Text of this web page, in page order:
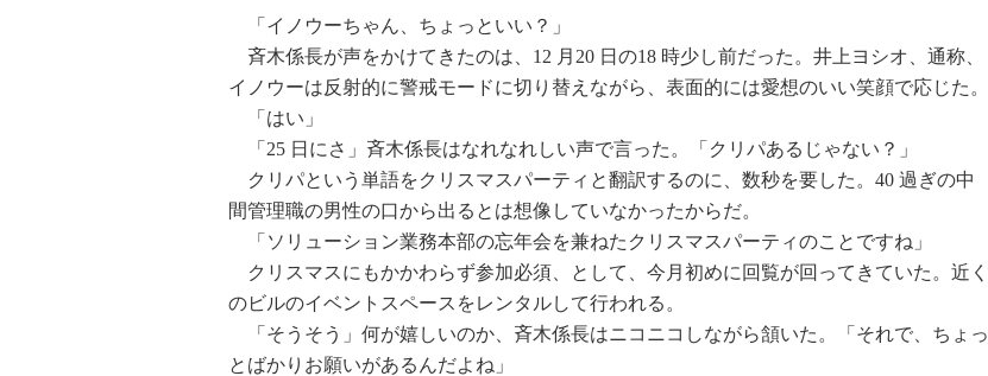
「イノウーちゃん、ちょっといい？」
斉木係長が声をかけてきたのは、12 月20 日の18 時少し前だった。井上ヨシオ、通称、
イノウーは反射的に警戒モードに切り替えながら、表面的には愛想のいい笑顔で応じた。
「はい」
「25 日にさ」斉木係長はなれなれしい声で言った。「クリパあるじゃない？」
クリパという単語をクリスマスパーティと翻訳するのに、数秒を要した。40 過ぎの中
間管理職の男性の口から出るとは想像していなかったからだ。
「ソリューション業務本部の忘年会を兼ねたクリスマスパーティのことですね」
クリスマスにもかかわらず参加必須、として、今月初めに回覧が回ってきていた。近く
のビルのイベントスペースをレンタルして行われる。
「そうそう」何が嬉しいのか、斉木係長はニコニコしながら頷いた。「それで、ちょっ
とばかりお願いがあるんだよね」